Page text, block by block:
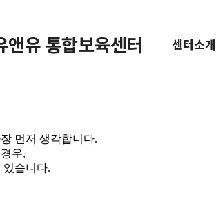
앤유 통합보육센터 센터소개
먼저 생각합니다.
우,
있습니다.